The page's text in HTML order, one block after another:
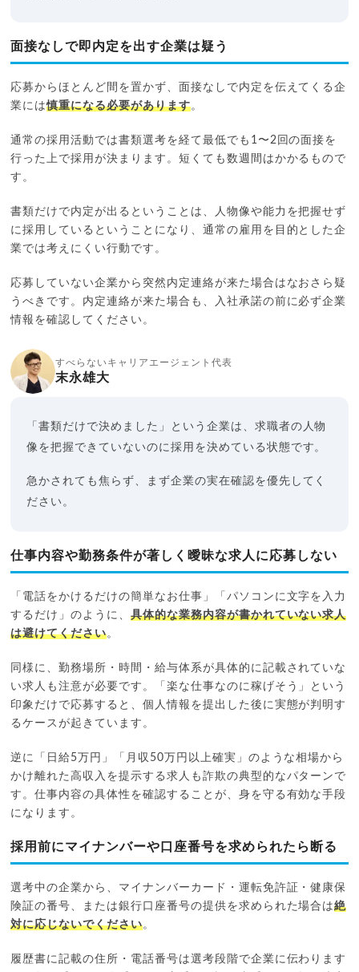
面接なしで即内定を出す企業は疑う
応募からほとんど間を置かず、面接なしで内定を伝えてくる企
業には慎重になる必要があります。
通常の採用活動では書類選考を経て最低でも1〜2回の面接を
行った上で採用が決まります。短くても数週間はかかるもので
す。
書類だけで内定が出るということは、人物像や能力を把握せず
に採用しているということになり、通常の雇用を目的とした企
業では考えにくい行動です。
応募していない企業から突然内定連絡が来た場合はなおさら疑
うべきです。内定連絡が来た場合も、入社承諾の前に必ず企業
情報を確認してください。
すべらないキャリアエージェント代表
末永雄大
「書類だけで決めました」という企業は、求職者の人物
像を把握できていないのに採用を決めている状態です。
急かされても焦らず、まず企業の実在確認を優先してく
ださい。
仕事内容や勤務条件が著しく曖昧な求人に応募しない
「電話をかけるだけの簡単なお仕事」「パソコンに文字を入力
するだけ」のように、具体的な業務内容が書かれていない求人
は避けてください。
同様に、勤務場所・時間・給与体系が具体的に記載されていな
い求人も注意が必要です。「楽な仕事なのに稼げそう」という
印象だけで応募すると、個人情報を提出した後に実態が判明す
るケースが起きています。
逆に「日給5万円」「月収50万円以上確実」のような相場から
かけ離れた高収入を提示する求人も詐欺の典型的なパターンで
す。仕事内容の具体性を確認することが、身を守る有効な手段
になります。
採用前にマイナンバーや口座番号を求められたら断る
選考中の企業から、マイナンバーカード・運転免許証・健康保
険証の番号、または銀行口座番号の提供を求められた場合は絶
対に応じないでください。
履歴書に記載の住所・電話番号は選考段階で企業に伝わります